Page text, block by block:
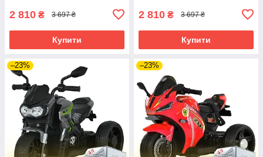
2 810 ₴ 3 697 ₴
Купити
2 810 ₴ 3 697 ₴
Купити
–23% –23%